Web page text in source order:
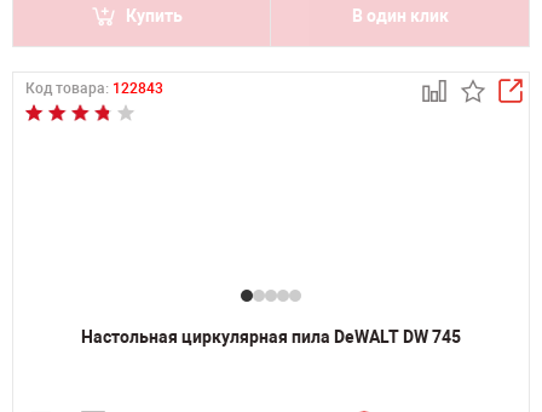
Купить В один клик
Код товара: 122843
Настольная циркулярная пила DeWALT DW 745